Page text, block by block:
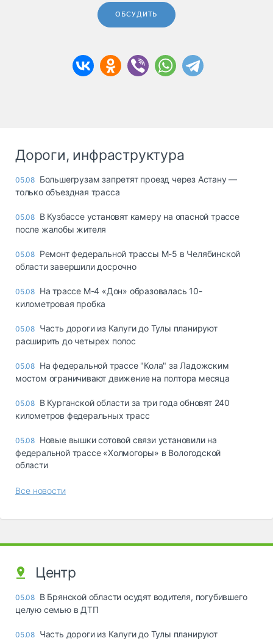
ОБСУДИТЬ
Дороги, инфраструктура
05.08 Большегрузам запретят проезд через Астану —
только объездная трасса
05.08 В Кузбассе установят камеру на опасной трассе
после жалобы жителя
05.08 Ремонт федеральной трассы М-5 в Челябинской
области завершили досрочно
05.08 На трассе М-4 «Дон» образовалась 10-
километровая пробка
05.08 Часть дороги из Калуги до Тулы планируют
расширить до четырех полос
05.08 На федеральной трассе "Кола" за Ладожским
мостом ограничивают движение на полтора месяца
05.08 В Курганской области за три года обновят 240
километров федеральных трасс
05.08 Новые вышки сотовой связи установили на
федеральной трассе «Холмогоры» в Вологодской
области
Все новости
Центр
05.08 В Брянской области осудят водителя, погубившего
целую семью в ДТП
05.08 Часть дороги из Калуги до Тулы планируют